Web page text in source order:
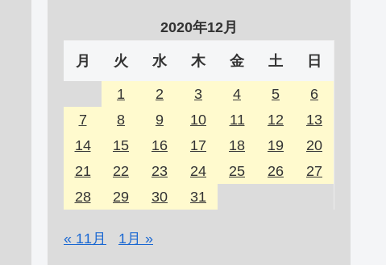
2020年12月
月 火 水 木 金 土 日
1 2 3 4 5
6
7
8 9 10 11 12
13
14
15 16 17 18 19
20
21
22 23 24 25 26
27
28
29 30 31
« 11月 1月 »